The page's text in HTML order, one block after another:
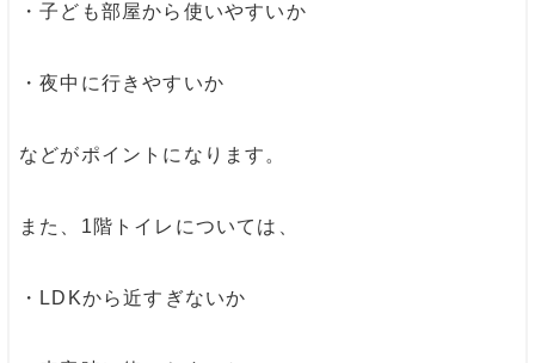
・子ども部屋から使いやすいか
・夜中に行きやすいか
などがポイントになります。
また、1階トイレについては、
・LDKから近すぎないか